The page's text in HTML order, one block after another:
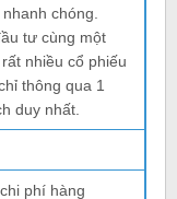
chóng.
tư cùng một
nhiều cổ phiếu
thông qua 1
duy nhất.
phí hàng